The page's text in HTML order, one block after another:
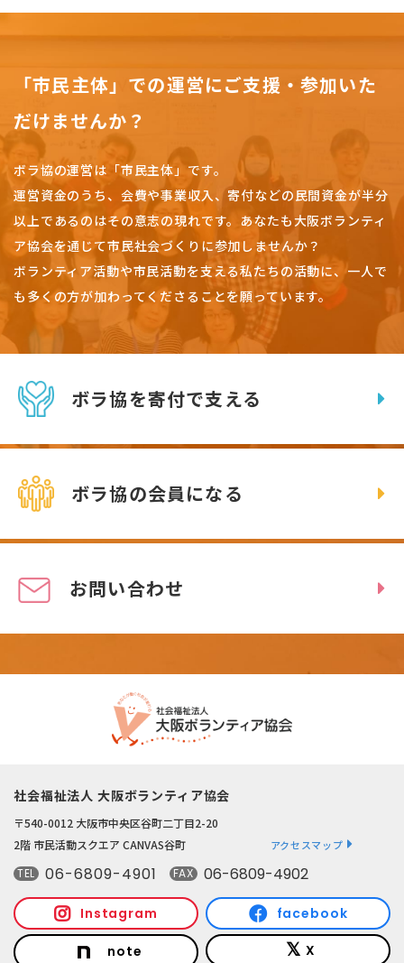
「市民主体」での運営にご支援・参加いた
だけませんか？
ボラ協の運営は「市民主体」です。
運営資金のうち、会費や事業収入、寄付などの民間資金が半分
以上であるのはその意志の現れです。 あなたも大阪ボランティ
ア協会を通じて市民社会づくりに参加しませんか？
ボランティア活動や市民活動を支える私たちの活動に、一人で
も多くの方が加わってくださることを願っています。
ボラ協を寄付で支える
ボラ協の会員になる
お問い合わせ
社会福祉法人 大阪ボランティア協会
〒540-0012 大阪市中央区谷町二丁目2-20
2階 市民活動スクエア CANVAS谷町
アクセスマップ
TEL 06-6809-4901 FAX 06-6809-4902
Instagram facebook
note X